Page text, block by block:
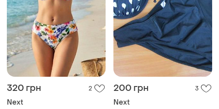
320 грн 2
Next
200 грн 3
Next